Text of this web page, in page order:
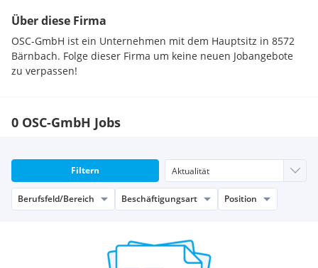
Über diese Firma
OSC-GmbH ist ein Unternehmen mit dem Hauptsitz in 8572
Bärnbach. Folge dieser Firma um keine neuen Jobangebote
zu verpassen!
0 OSC-GmbH Jobs
Filtern
Berufsfeld/Bereich Beschäftigungsart Position